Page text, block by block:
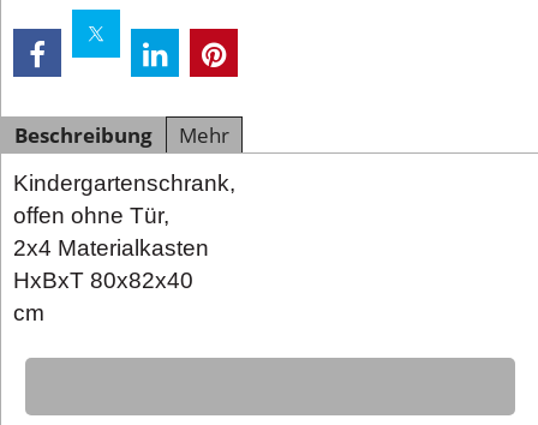
Beschreibung Mehr
Kindergartenschrank,
offen ohne Tür,
2x4 Materialkasten
HxBxT 80x82x40
cm